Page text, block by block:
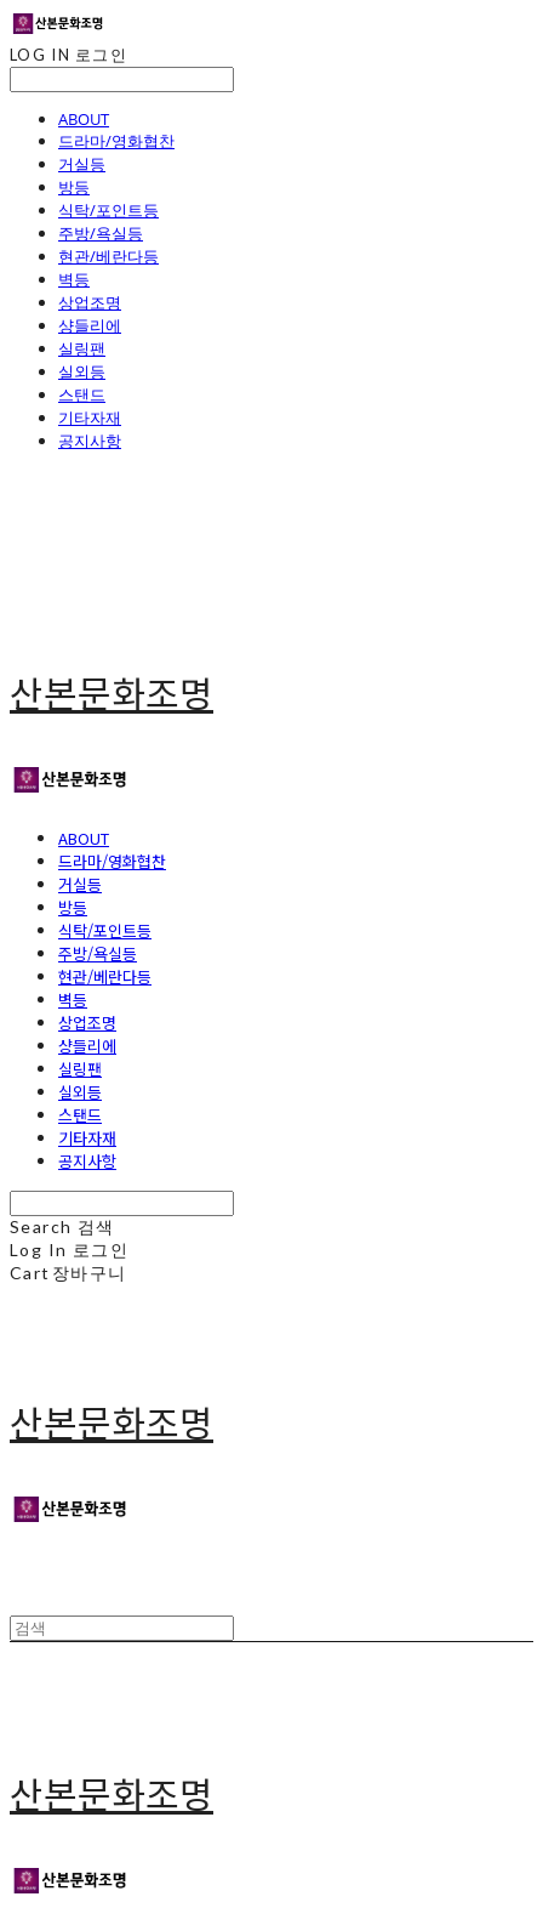
LOG IN 로그인
ABOUT
드라마/영화협찬
거실등
방등
식탁/포인트등
주방/욕실등
현관/베란다등
벽등
상업조명
샹들리에
실링팬
실외등
스탠드
기타자재
공지사항
산본문화조명
ABOUT
드라마/영화협찬
거실등
방등
식탁/포인트등
주방/욕실등
현관/베란다등
벽등
상업조명
샹들리에
실링팬
실외등
스탠드
기타자재
공지사항
Search 검색
Log In 로그인
Cart 장바구니
산본문화조명
산본문화조명